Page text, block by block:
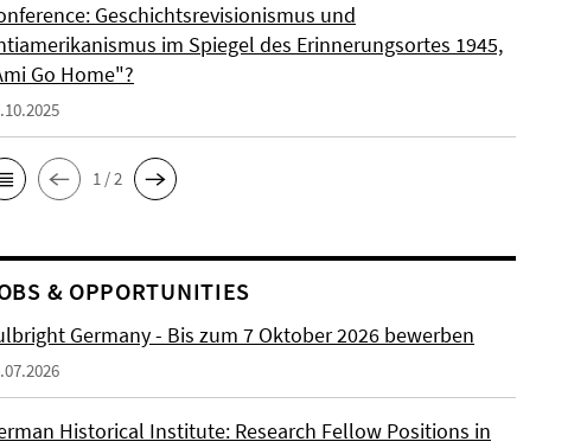
Geschichtsrevisionismus und
im Spiegel des Erinnerungsortes 1945,
Go Home"?
1 / 2
& OPPORTUNITIES
Germany - Bis zum 7 Oktober 2026 bewerben
Historical Institute: Research Fellow Positions in